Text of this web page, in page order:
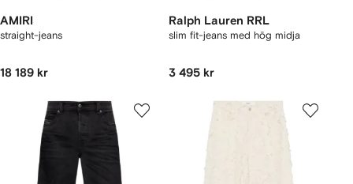
AMIRI
straight-jeans
18 189 kr
Ralph Lauren RRL
slim fit-jeans med hög midja
3 495 kr